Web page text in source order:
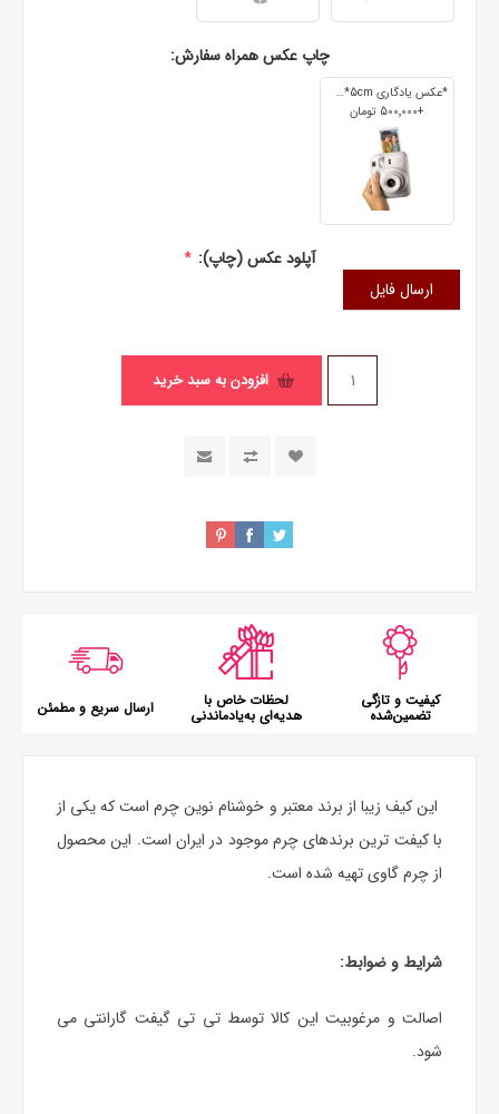
چاپ عکس همراه سفارش:
*عکس یادگاری 7cm*5cm
+500٬000 تومان
آپلود عکس (چاپ): *
ارسال فایل
افزودن به سبد خرید
کیفیت و تازگی
تضمین‌شده
لحظات خاص با
هدیه‌ای به‌یادماندنی ارسال سریع و مطمئن
این کیف زیبا از برند معتبر و خوشنام نوین چرم است که یکی از
با کیفت ترین برندهای چرم موجود در ایران است. این محصول
از چرم گاوی تهیه شده است.
شرایط و ضوابط:
اصالت و مرغوبیت این کالا توسط تی تی گیفت گارانتی می
شود.